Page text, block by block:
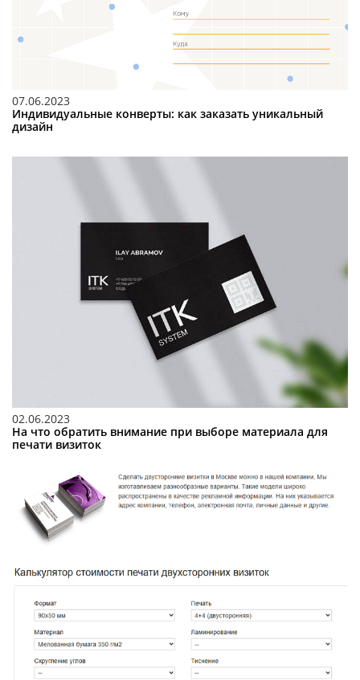
07.06.2023
Индивидуальные конверты: как заказать уникальный
дизайн
02.06.2023
На что обратить внимание при выборе материала для
печати визиток